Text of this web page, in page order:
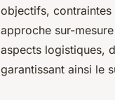
objectifs, contraintes
approche sur-
aspects logistiques,
garantissant ainsi le